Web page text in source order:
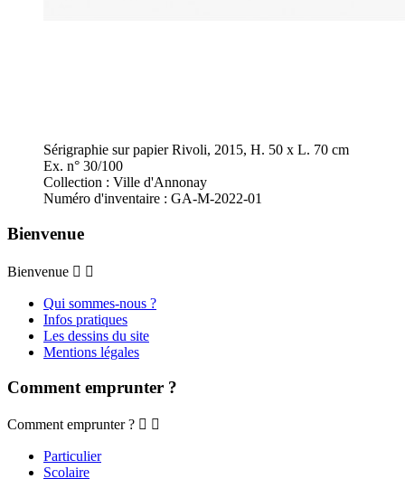
Sérigraphie sur papier Rivoli, 2015, H. 50 x L. 70 cm
Ex. n° 30/100
Collection : Ville d'Annonay
Numéro d'inventaire : GA-M-2022-01
Bienvenue
Bienvenue  
Qui sommes-nous ?
Infos pratiques
Les dessins du site
Mentions légales
Comment emprunter ?
Comment emprunter ?  
Particulier
Scolaire